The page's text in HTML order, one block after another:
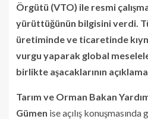
Örgütü (VTO) ile resmi
yürüttüğünün bilgisini verdi.
üretiminde ve ticaretinde
vurgu yaparak global
birlikte aşacaklarının
Tarım ve Orman Bakan
Gümen iseaçılış konuşmasında